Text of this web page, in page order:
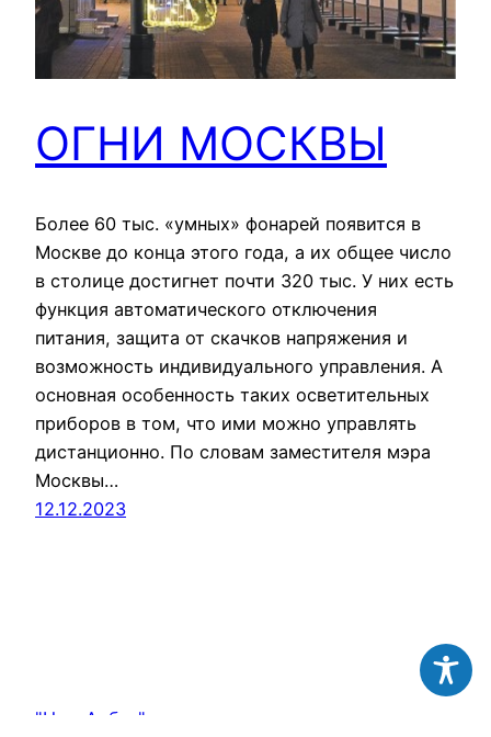
ОГНИ МОСКВЫ
Более 60 тыс. «умных» фонарей появится в
Москве до конца этого года, а их общее число
в столице достигнет почти 320 тыс. У них есть
функция автоматического отключения
питания, защита от скачков напряжения и
возможность индивидуального управления. А
основная особенность таких осветительных
приборов в том, что ими можно управлять
дистанционно. По словам заместителя мэра
Москвы…
12.12.2023
"Наш Арбат" электронная газета